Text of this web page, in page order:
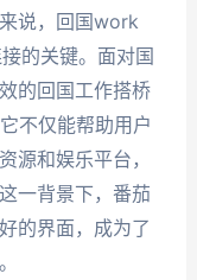
说，回国work
的关键。面对国
的回国工作搭桥
不仅能帮助用户
源和娱乐平台，
一背景下，番茄
的界面，成为了